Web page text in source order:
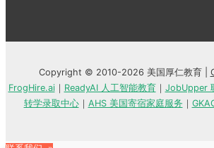
Copyright © 2010-2026 美国厚仁教育 |
FrogHire.ai｜ ReadyAI 人工智能教育｜ JobUpper
转学录取中心｜ AHS 美国寄宿家庭服务 ｜